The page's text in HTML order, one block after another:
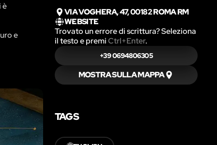
è
e
VIA VOGHERA, 47, 00182 ROMA RM
WEBSITE
Trovato un errore di scrittura? Seleziona
il testo e premiCtrl+Enter.
+39 0694806305
MOSTRA SULLA MAPPA
TAGS